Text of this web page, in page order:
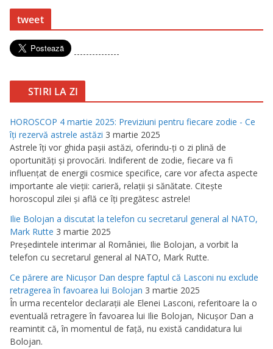
tweet
---------------
STIRI LA ZI
HOROSCOP 4 martie 2025: Previziuni pentru fiecare zodie - Ce
îţi rezervă astrele astăzi 3 martie 2025
Astrele îţi vor ghida paşii astăzi, oferindu-ţi o zi plină de
oportunităţi şi provocări. Indiferent de zodie, fiecare va fi
influenţat de energii cosmice specifice, care vor afecta aspecte
importante ale vieţii: carieră, relaţii şi sănătate. Citeşte
horoscopul zilei şi află ce îţi pregătesc astrele!
Ilie Bolojan a discutat la telefon cu secretarul general al NATO,
Mark Rutte 3 martie 2025
Preşedintele interimar al României, Ilie Bolojan, a vorbit la
telefon cu secretarul general al NATO, Mark Rutte.
Ce părere are Nicuşor Dan despre faptul că Lasconi nu exclude
retragerea în favoarea lui Bolojan 3 martie 2025
În urma recentelor declaraţii ale Elenei Lasconi, referitoare la o
eventuală retragere în favoarea lui Ilie Bolojan, Nicuşor Dan a
reamintit că, în momentul de faţă, nu există candidatura lui
Bolojan.